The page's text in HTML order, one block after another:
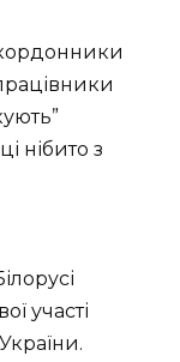
нібито з
участі